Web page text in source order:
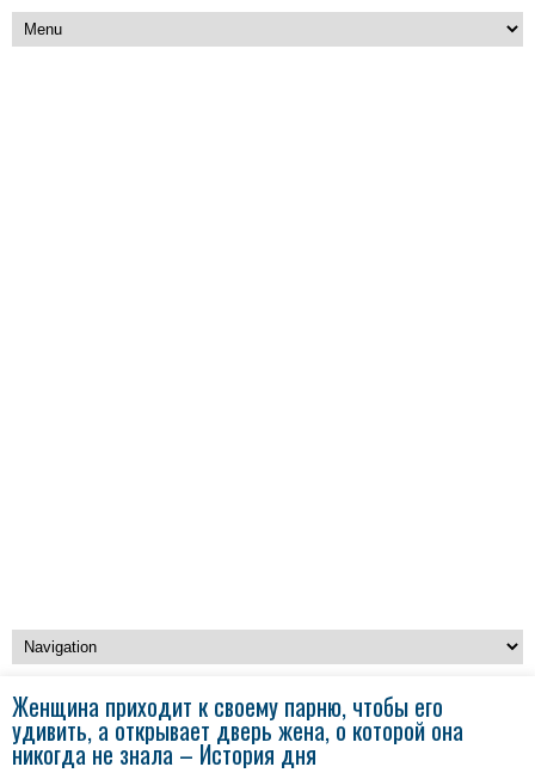
Женщина приходит к своему парню, чтобы его
удивить, а открывает дверь жена, о которой она
никогда не знала – История дня